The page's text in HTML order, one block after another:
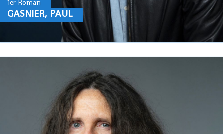
1er Roman
GASNIER, PAUL